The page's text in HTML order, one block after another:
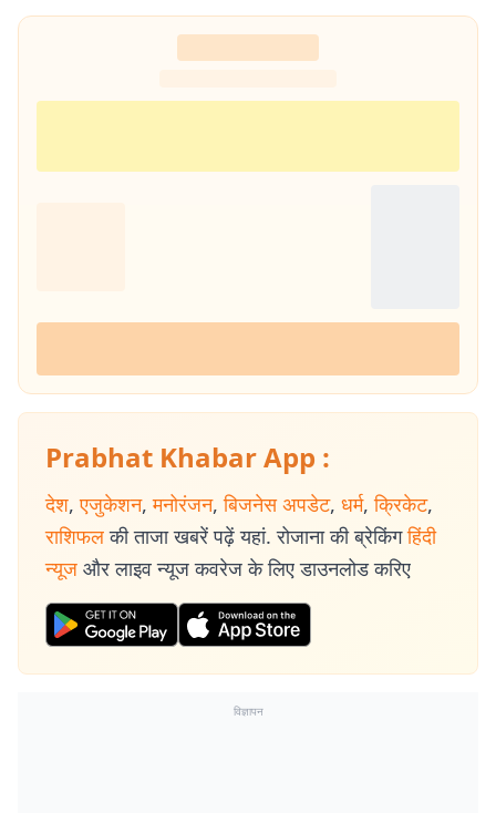
Prabhat Khabar App :
देश, एजुकेशन, मनोरंजन, बिजनेस अपडेट, धर्म, क्रिकेट,
राशिफल की ताजा खबरें पढ़ें यहां. रोजाना की ब्रेकिंग हिंदी
न्यूज और लाइव न्यूज कवरेज के लिए डाउनलोड करिए
विज्ञापन